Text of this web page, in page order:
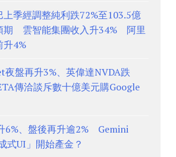
上季經調整純利跌72%至103.5億
期 雲智能集團收入升34% 阿里
升4%
夜盤再升3%、英偉達NVDA跌
傳洽談斥數十億美元購Google
6%、盤後再升逾2% Gemini
式UI」開始產金？